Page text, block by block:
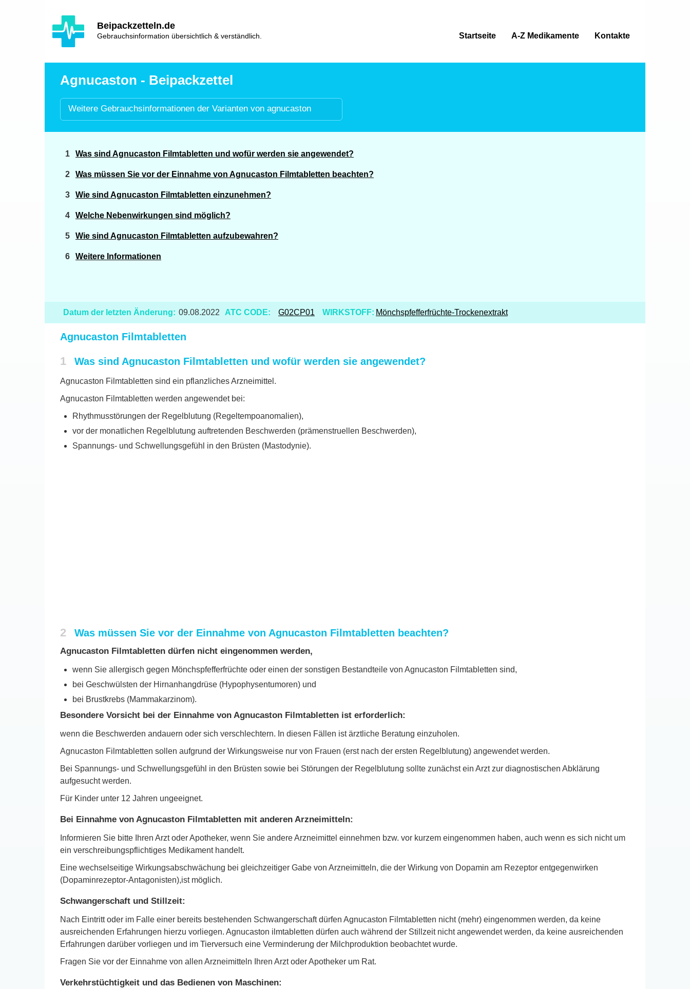
Beipackzetteln.de
Gebrauchsinformation übersichtlich & verständlich.
Hlavní
navigace
Startseite A-Z Medikamente Kontakte
Agnucaston - Beipackzettel
Weitere Gebrauchsinformationen der Varianten von agnucaston
Was sind Agnucaston Filmtabletten und wofür werden sie angewendet?
Was müssen Sie vor der Einnahme von Agnucaston Filmtabletten beachten?
Wie sind Agnucaston Filmtabletten einzunehmen?
Welche Nebenwirkungen sind möglich?
Wie sind Agnucaston Filmtabletten aufzubewahren?
Weitere Informationen
Datum der letzten Änderung: 09.08.2022 ATC CODE: G02CP01 WIRKSTOFF: Mönchspfefferfrüchte-Trockenextrakt
Agnucaston Filmtabletten
1 Was sind Agnucaston Filmtabletten und wofür werden sie angewendet?
Agnucaston Filmtabletten sind ein pflanzliches Arzneimittel.
Agnucaston Filmtabletten werden angewendet bei:
Rhythmusstörungen der Regelblutung (Regeltempoanomalien),
vor der monatlichen Regelblutung auftretenden Beschwerden (prämenstruellen Beschwerden),
Spannungs- und Schwellungsgefühl in den Brüsten (Mastodynie).
2 Was müssen Sie vor der Einnahme von Agnucaston Filmtabletten beachten?
Agnucaston Filmtabletten dürfen nicht eingenommen werden,
wenn Sie allergisch gegen Mönchspfefferfrüchte oder einen der sonstigen Bestandteile von Agnucaston Filmtabletten sind,
bei Geschwülsten der Hirnanhangdrüse (Hypophysentumoren) und
bei Brustkrebs (Mammakarzinom).
Besondere Vorsicht bei der Einnahme von Agnucaston Filmtabletten ist erforderlich:
wenn die Beschwerden andauern oder sich verschlechtern. In diesen Fällen ist ärztliche Beratung einzuholen.
Agnucaston Filmtabletten sollen aufgrund der Wirkungsweise nur von Frauen (erst nach der ersten Regelblutung) angewendet werden.
Bei Spannungs- und Schwellungsgefühl in den Brüsten sowie bei Störungen der Regelblutung sollte zunächst ein Arzt zur diagnostischen Abklärung
aufgesucht werden.
Für Kinder unter 12 Jahren ungeeignet.
Bei Einnahme von Agnucaston Filmtabletten mit anderen Arzneimitteln:
Informieren Sie bitte Ihren Arzt oder Apotheker, wenn Sie andere Arzneimittel einnehmen bzw. vor kurzem eingenommen haben, auch wenn es sich nicht um
ein verschreibungspflichtiges Medikament handelt.
Eine wechselseitige Wirkungsabschwächung bei gleichzeitiger Gabe von Arzneimitteln, die der Wirkung von Dopamin am Rezeptor entgegenwirken
(Dopaminrezeptor-Antagonisten),ist möglich.
Schwangerschaft und Stillzeit:
Nach Eintritt oder im Falle einer bereits bestehenden Schwangerschaft dürfen Agnucaston Filmtabletten nicht (mehr) eingenommen werden, da keine
ausreichenden Erfahrungen hierzu vorliegen. Agnucaston ilmtabletten dürfen auch während der Stillzeit nicht angewendet werden, da keine ausreichenden
Erfahrungen darüber vorliegen und im Tierversuch eine Verminderung der Milchproduktion beobachtet wurde.
Fragen Sie vor der Einnahme von allen Arzneimitteln Ihren Arzt oder Apotheker um Rat.
Verkehrstüchtigkeit und das Bedienen von Maschinen: